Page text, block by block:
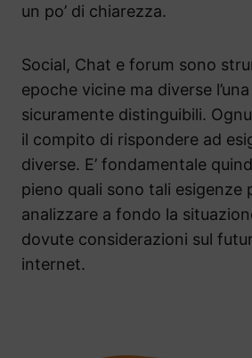
un po’ di chiarezza.
Social, Chat e forum sono
epoche vicine ma diverse l’una
sicuramente distinguibili.
il compito di rispondere ad
diverse. E’ fondamentale
pieno quali sono tali esigenze
analizzare a fondo la
dovute considerazioni sul
internet.